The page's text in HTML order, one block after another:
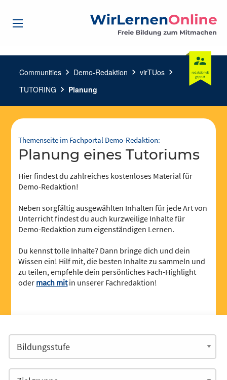
Communities chevron_right Demo-Redaktion chevron_right virTUos chevron_right
TUTORING chevron_right Planung
Themenseite im Fachportal Demo-Redaktion:
Planung eines Tutoriums
Hier findest du zahlreiches kostenloses Material für
Demo-Redaktion!
Neben sorgfältig ausgewählten Inhalten für jede Art von
Unterricht findest du auch kurzweilige Inhalte für
Demo-Redaktion zum eigenständigen Lernen.
Du kennst tolle Inhalte? Dann bringe dich und dein
Wissen ein! Hilf mit, die besten Inhalte zu sammeln und
zu teilen, empfehle dein persönliches Fach-Highlight
oder mach mitin unserer Fachredaktion!